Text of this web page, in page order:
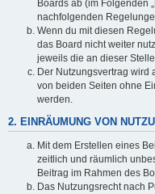
Boards ab (im Folgenden
nachfolgenden
Wenn du mit diesen
das Board nicht weiter
jeweils die an dieser
Der Nutzungsvertrag wird
von beiden Seiten ohne
werden.
2. EINRÄUMUNG VON
Mit dem Erstellen eines
zeitlich und räumlich
Beitrag im Rahmen des
Das Nutzungsrecht nach